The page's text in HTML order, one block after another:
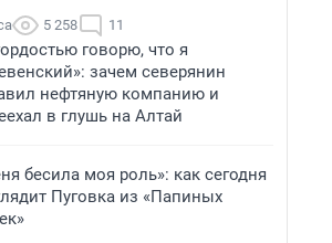
5 258 11
говорю, что я
зачем северянин
нефтяную компанию и
в глушь на Алтай
бесила моя роль»: как сегодня
Пуговка из «Папиных